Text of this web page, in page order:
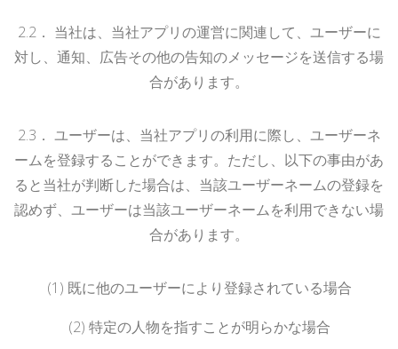
2.2． 当社は、当社アプリの運営に関連して、ユーザーに
対し、通知、広告その他の告知のメッセージを送信する場
合があります。
2.3 ． ユーザーは、当社アプリの利用に際し、ユーザーネ
ームを登録することができます。ただし、以下の事由があ
ると当社が判断した場合は、当該ユーザーネームの登録を
認めず、ユーザーは当該ユーザーネームを利用できない場
合があります。
(1) 既に他のユーザーにより登録されている場合
(2) 特定の人物を指すことが明らかな場合